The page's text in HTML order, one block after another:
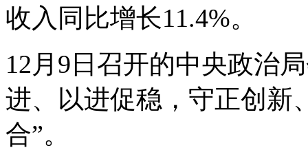
收入同比增长11.4%。
12月9日召开的中央政治
进、以进促稳，守正创新
合”。